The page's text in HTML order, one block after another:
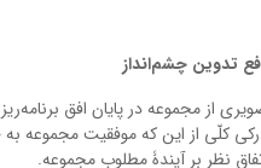
تدوین چشم‌انداز
از مجموعه در پایان افق
کلّی از این که موفقیت مجموعه
نظر بر آیندۀ مطلوب مجموعه.